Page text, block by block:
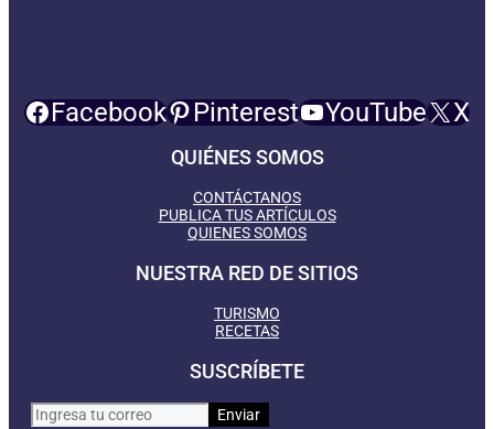
Facebook Pinterest YouTube X
QUIÉNES SOMOS
CONTÁCTANOS
PUBLICA TUS ARTÍCULOS
QUIENES SOMOS
NUESTRA RED DE SITIOS
TURISMO
RECETAS
SUSCRÍBETE